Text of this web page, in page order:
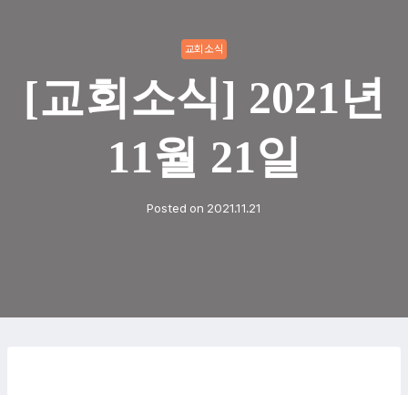
교회소식
[교회소식] 2021년
11월 21일
Posted on 2021.11.21